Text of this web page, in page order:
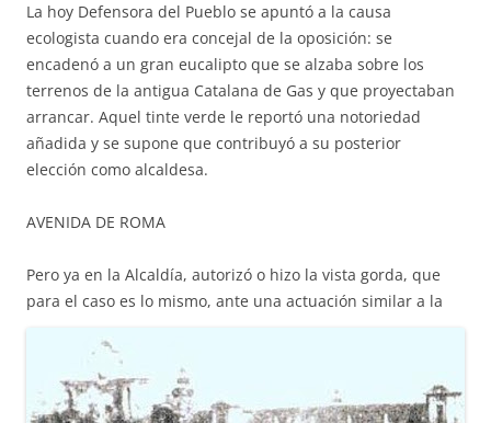
La hoy Defensora del Pueblo se apuntó a la causa
ecologista cuando era concejal de la oposición: se
encadenó a un gran eucalipto que se alzaba sobre los
terrenos de la antigua Catalana de Gas y que proyectaban
arrancar. Aquel tinte verde le reportó una notoriedad
añadida y se supone que contribuyó a su posterior
elección como alcaldesa.
AVENIDA DE ROMA
Pero ya en la Alcaldía, autorizó o hizo la vista gorda, que
para el caso es lo mismo, ante una actuación similar a la